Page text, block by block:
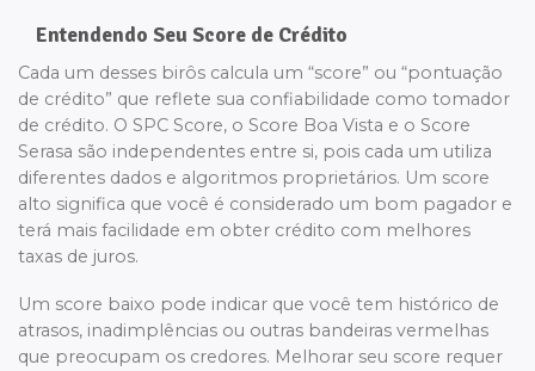
Entendendo Seu Score de Crédito
Cada um desses birôs calcula um “score” ou “pontuação
de crédito” que reflete sua confiabilidade como tomador
de crédito. O SPC Score, o Score Boa Vista e o Score
Serasa são independentes entre si, pois cada um utiliza
diferentes dados e algoritmos proprietários. Um score
alto significa que você é considerado um bom pagador e
terá mais facilidade em obter crédito com melhores
taxas de juros.
Um score baixo pode indicar que você tem histórico de
atrasos, inadimplências ou outras bandeiras vermelhas
que preocupam os credores. Melhorar seu score requer